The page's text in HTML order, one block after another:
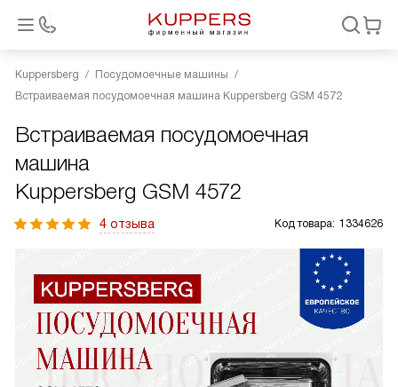
Kuppersberg
Посудомоечные машины
Встраиваемая посудомоечная машина Kuppersberg GSM 4572
Встраиваемая посудомоечная
машина
Kuppersberg GSM 4572
4 отзыва Код товара: 1334626